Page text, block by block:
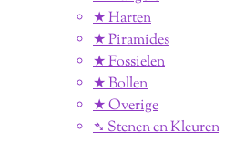
★ Harten
★ Piramides
★ Fossielen
★ Bollen
★ Overige
➴ Stenen en Kleuren